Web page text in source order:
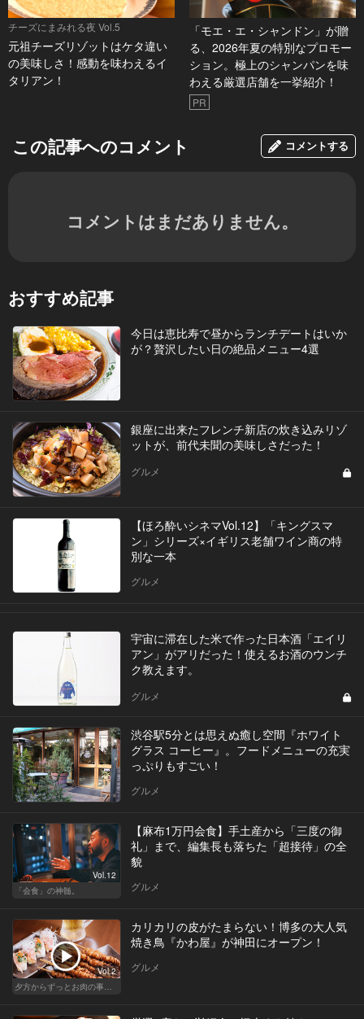
チーズにまみれる夜 Vol.5
元祖チーズリゾットはケタ違い
の美味しさ！感動を味わえるイ
タリアン！
「モエ・エ・シャンドン」が贈
る、2026年夏の特別なプロモー
ション。極上のシャンパンを味
わえる厳選店舗を一挙紹介！
PR
この記事へのコメント コメントする
コメントはまだありません。
おすすめ記事
今日は恵比寿で昼からランチデートはいか
が？贅沢したい日の絶品メニュー4選
銀座に出来たフレンチ新店の炊き込みリゾ
ットが、前代未聞の美味しさだった！
グルメ
【ほろ酔いシネマVol.12】「キングスマ
ン」シリーズ×イギリス老舗ワイン商の特
別な一本
グルメ
宇宙に滞在した米で作った日本酒「エイリ
アン」がアリだった！使えるお酒のウンチ
ク教えます。
グルメ
渋谷駅5分とは思えぬ癒し空間『ホワイト
グラス コーヒー』。フードメニューの充実
っぷりもすごい！
グルメ
Vol.12
「会食」の神髄。
【麻布1万円会食】手土産から「三度の御
礼」まで、編集長も落ちた「超接待」の全
貌
グルメ
Vol.2
夕方からずっとお肉の事を考えてる貴方へ
カリカリの皮がたまらない！博多の大人気
焼き鳥『かわ屋』が神田にオープン！
グルメ